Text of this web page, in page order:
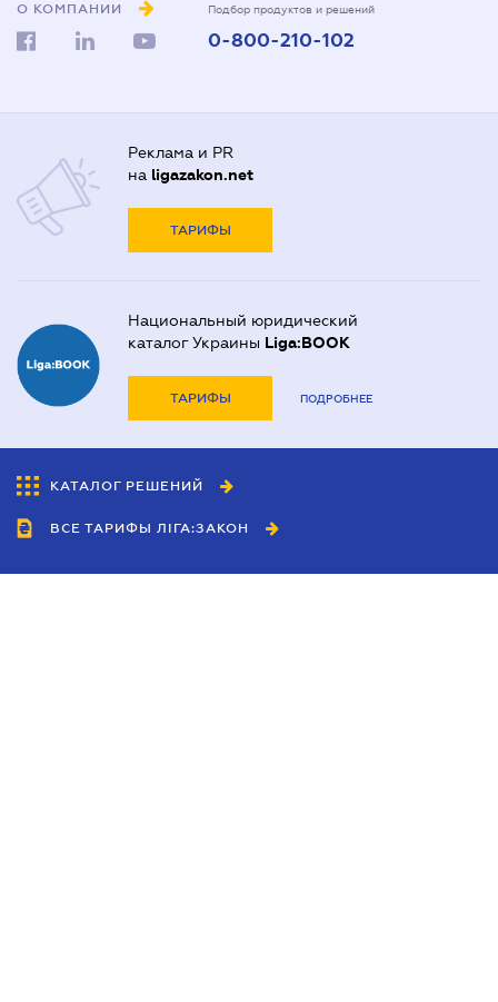
О КОМПАНИИ Подбор продуктов и решений
0-800-210-102
Реклама и PR
на ligazakon.net
ТАРИФЫ
Национальный юридический
каталог Украины Liga:BOOK
ТАРИФЫ ПОДРОБНЕЕ
КАТАЛОГ РЕШЕНИЙ
ВСЕ ТАРИФЫ ЛІГА:ЗАКОН